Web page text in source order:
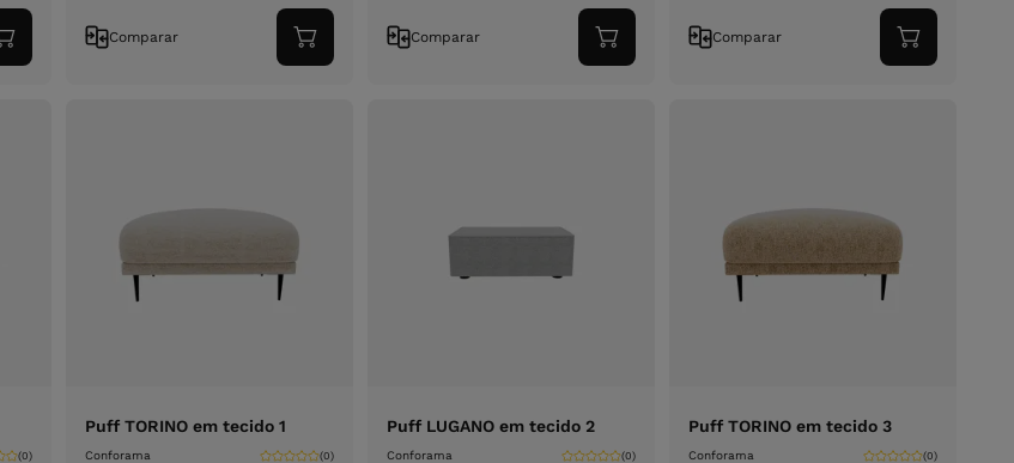
Adicionar
ao
Comparar
Adicionar
ao
Comparar
Adicionar
ao
Comparar
Adicionar
ao
(0)
Puff TORINO em tecido 1
Conforama (0)
Puff LUGANO em tecido 2
Conforama (0)
Puff TORINO em tecido 3
Conforama (0)